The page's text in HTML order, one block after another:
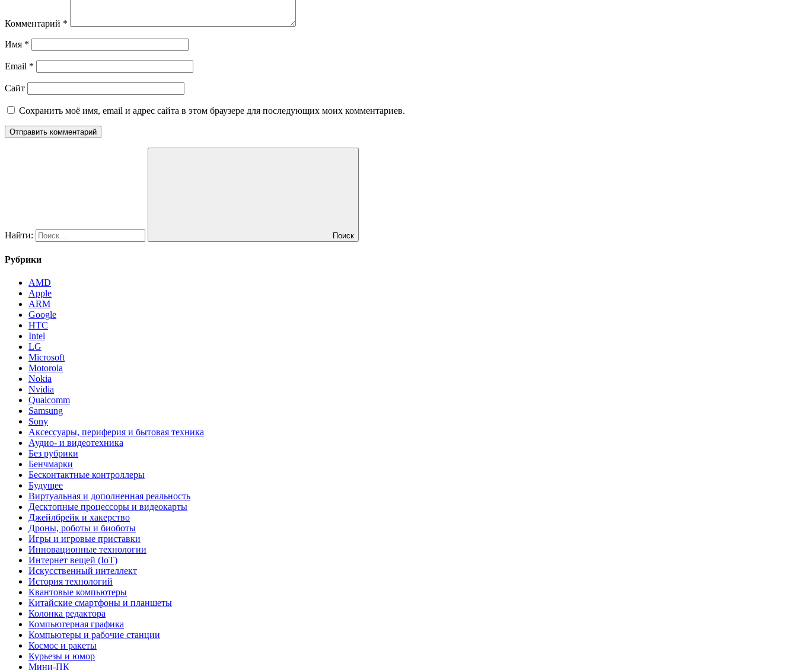
Комментарий *
Имя *
Email *
Сайт
Сохранить моё имя, email и адрес сайта в этом браузере для последующих моих комментариев.
Найти: Поиск
Рубрики
AMD
Apple
ARM
Google
HTC
Intel
LG
Microsoft
Motorola
Nokia
Nvidia
Qualcomm
Samsung
Sony
Аксессуары, периферия и бытовая техника
Аудио- и видеотехника
Без рубрики
Бенчмарки
Бесконтактные контроллеры
Будущее
Виртуальная и дополненная реальность
Десктопные процессоры и видеокарты
Джейлбрейк и хакерство
Дроны, роботы и биоботы
Игры и игровые приставки
Инновационные технологии
Интернет вещей (IoT)
Искусственный интеллект
История технологий
Квантовые компьютеры
Китайские смартфоны и планшеты
Колонка редактора
Компьютерная графика
Компьютеры и рабочие станции
Космос и ракеты
Курьезы и юмор
Мини-ПК